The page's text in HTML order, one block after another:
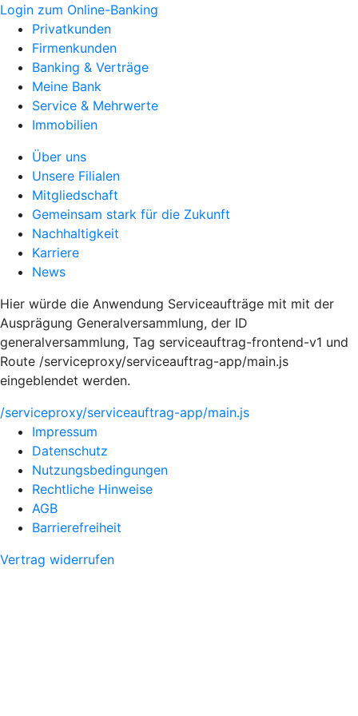
Login zum Online-Banking
Privatkunden
Firmenkunden
Banking & Verträge
Meine Bank
Service & Mehrwerte
Immobilien
Über uns
Unsere Filialen
Mitgliedschaft
Gemeinsam stark für die Zukunft
Nachhaltigkeit
Karriere
News
Hier würde die Anwendung Serviceaufträge mit mit der
Ausprägung Generalversammlung, der ID
generalversammlung, Tag serviceauftrag-frontend-v1 und
Route /serviceproxy/serviceauftrag-app/main.js
eingeblendet werden.
/serviceproxy/serviceauftrag-app/main.js
Impressum
Datenschutz
Nutzungsbedingungen
Rechtliche Hinweise
AGB
Barrierefreiheit
Vertrag widerrufen